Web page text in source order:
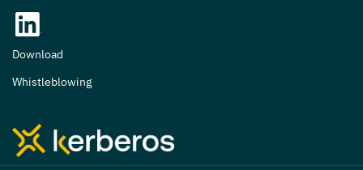
Download
Whistleblowing